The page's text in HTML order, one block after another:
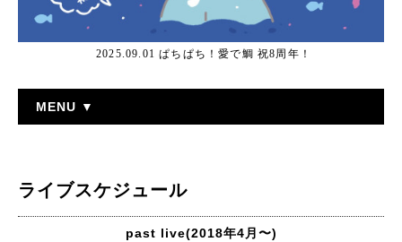
2025.09.01 ぱちぱち！愛で鯛 祝8周年！
MENU ▼
ライブスケジュール
past live(2018年4月〜)